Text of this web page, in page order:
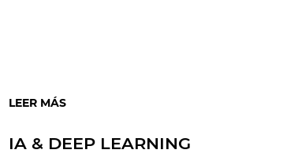
LEER MÁS
IA & DEEP LEARNING